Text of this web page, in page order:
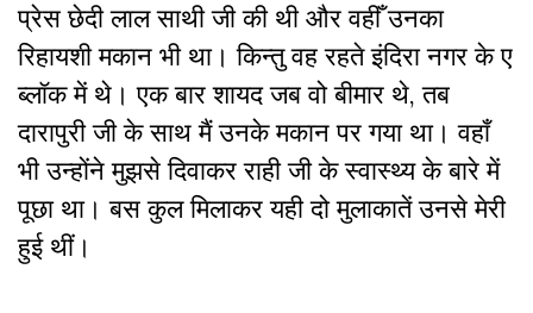
प्रेस छेदी लाल साथी जी की थी और वहीँ उनका
रिहायशी मकान भी था। किन्तु वह रहते इंदिरा नगर के ए
ब्लॉक में थे। एक बार शायद जब वो बीमार थे, तब
दारापुरी जी के साथ मैं उनके मकान पर गया था। वहाँ
भी उन्होंने मुझसे दिवाकर राही जी के स्वास्थ्य के बारे में
पूछा था। बस कुल मिलाकर यही दो मुलाकातें उनसे मेरी
हुई थीं।